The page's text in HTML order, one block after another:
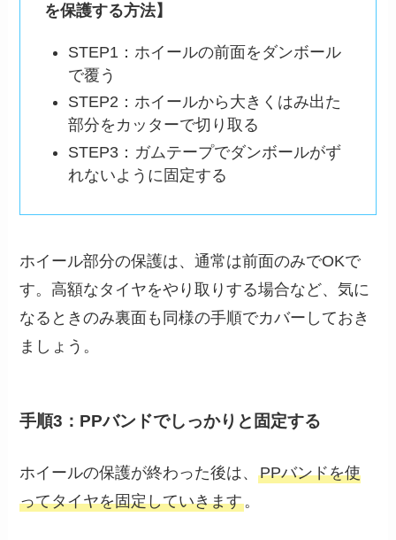
を保護する方法】
STEP1：ホイールの前面をダンボール
で覆う
STEP2：ホイールから大きくはみ出た
部分をカッターで切り取る
STEP3：ガムテープでダンボールがず
れないように固定する
ホイール部分の保護は、通常は前面のみでOKで
す。高額なタイヤをやり取りする場合など、気に
なるときのみ裏面も同様の手順でカバーしておき
ましょう。
手順3：PPバンドでしっかりと固定する
ホイールの保護が終わった後は、PPバンドを使
ってタイヤを固定していきます。